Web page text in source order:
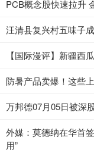
PCB概念股快速拉升
汪清县复兴村五味子
【国际漫评】新疆西
防暑产品卖爆！这些
万邦德07月05日被深
外媒：莫德纳在华首
用”